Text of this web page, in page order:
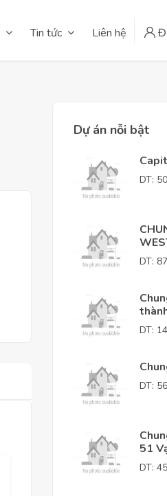
Tin tức Liên hệ
Dự án nỗi bật
DT:
DT:
DT:
DT:
51
DT: